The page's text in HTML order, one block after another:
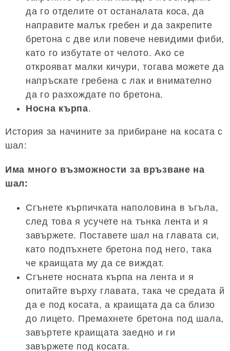
да го отделите от останалата коса, да
направите малък гребен и да закрепите
бретона с две или повече невидими фиби,
като го избутате от челото. Ако се
открояват малки кичури, тогава можете да
напръскате гребена с лак и внимателно
да го разхождате по бретона.
Носна кърпа.
История за начините за прибиране на косата с
шал:
Има много възможности за връзване на
шал:
Сгънете кърпичката наполовина в ъгъла,
след това я усучете на тънка лента и я
завържете. Поставете шал на главата си,
като подпъхнете бретона под него, така
че краищата му да се виждат.
Сгънете носната кърпа на лента и я
опитайте върху главата, така че средата й
да е под косата, а краищата да са близо
до лицето. Премахнете бретона под шала,
завъртете краищата заедно и ги
завържете под косата.